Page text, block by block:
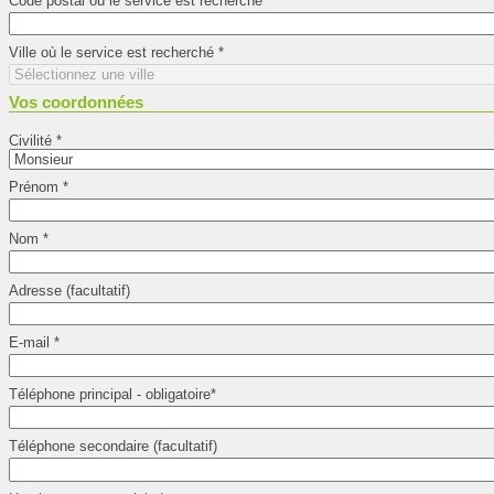
Ville où le service est recherché*
Vos coordonnées
Civilité*
Prénom*
Nom*
Adresse (facultatif)
E-mail*
Téléphone principal - obligatoire*
Téléphone secondaire (facultatif)